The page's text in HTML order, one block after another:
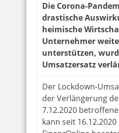
Die Corona-
drastische
heimische
Unternehmer
unterstützen,
Umsatzersatz
Der Lockdown-
der Verlängerung
7.12.2020
kann seit